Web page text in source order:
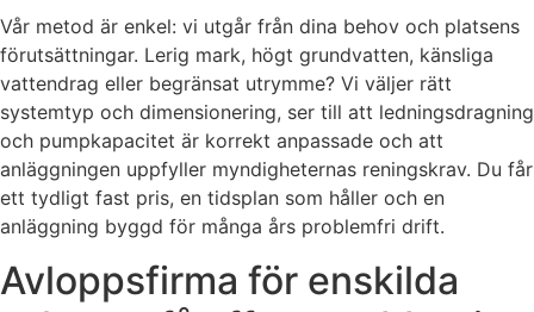
Vår metod är enkel: vi utgår från dina behov och platsens
förutsättningar. Lerig mark, högt grundvatten, känsliga
vattendrag eller begränsat utrymme? Vi väljer rätt
systemtyp och dimensionering, ser till att ledningsdragning
och pumpkapacitet är korrekt anpassade och att
anläggningen uppfyller myndigheternas reningskrav. Du får
ett tydligt fast pris, en tidsplan som håller och en
anläggning byggd för många års problemfri drift.
Avloppsfirma för enskilda